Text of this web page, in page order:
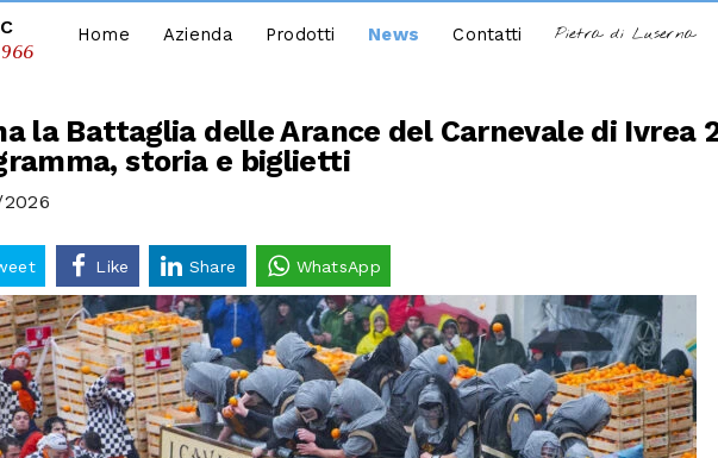
Home Azienda Prodotti News Contatti Pietra di Luserna
la Battaglia delle Arance del Carnevale di Ivrea
storia e biglietti
Like Share WhatsApp